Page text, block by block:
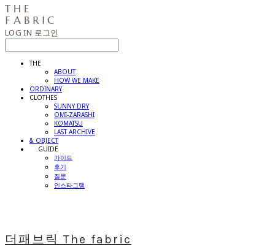
LOG IN 로그인
THE
ABOUT
HOW WE MAKE
ORDINARY
CLOTHES
SUNNY DRY
OMI-ZARASHI
KOMATSU
LAST ARCHIVE
& OBJECT
⠀⠀GUIDE
가이드
후기
질문
인스타그램
더패브릭 The fabric